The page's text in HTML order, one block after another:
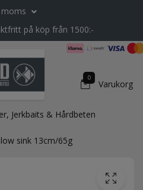
moms
på köp från 1500:-
0
Varukorg
Jerkbaits & Hårdbeten
sink 13cm/65g